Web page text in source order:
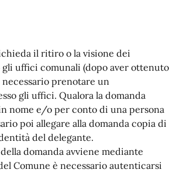
il ritiro o la visione dei
uffici comunali (dopo aver ottenuto
prenotare un
gli uffici. Qualora la domanda
nome e/o per conto di una persona
poi allegare alla domanda copia di
del delegante.
domanda avviene mediante
Comune è necessario autenticarsi